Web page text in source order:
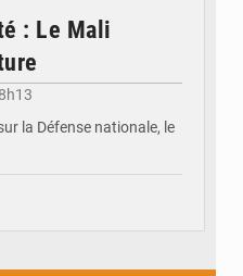
: Le Mali
la Défense nationale, le